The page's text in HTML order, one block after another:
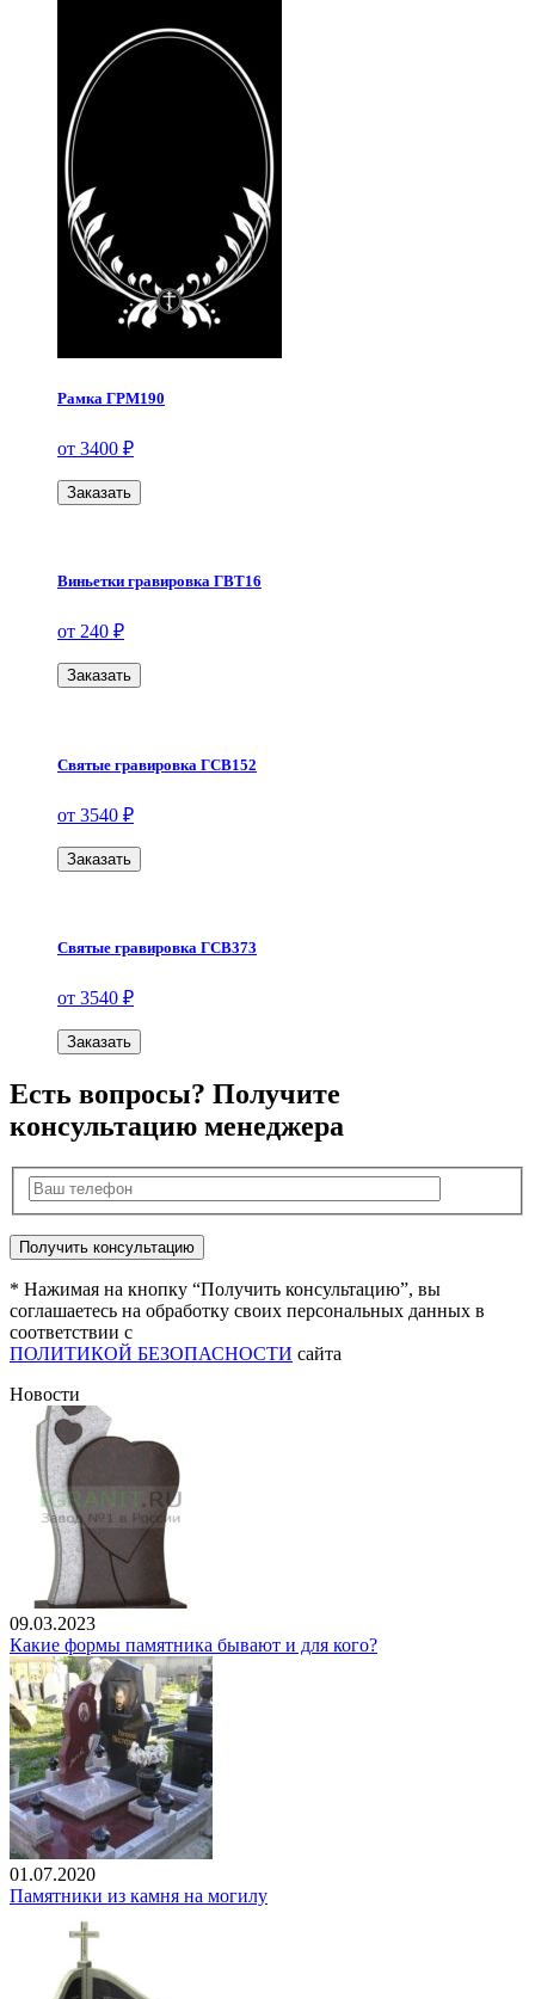
Рамка ГРМ190
от 3400 ₽
Заказать
Виньетки гравировка ГВТ16
от 240 ₽
Заказать
Святые гравировка ГСВ152
от 3540 ₽
Заказать
Святые гравировка ГСВ373
от 3540 ₽
Заказать
Есть вопросы? Получите
консультацию менеджера
* Нажимая на кнопку “Получить консультацию”, вы
соглашаетесь на обработку своих персональных данных в
соответствии с
ПОЛИТИКОЙ БЕЗОПАСНОСТИ сайта
Новости
09.03.2023
Какие формы памятника бывают и для кого?
01.07.2020
Памятники из камня на могилу